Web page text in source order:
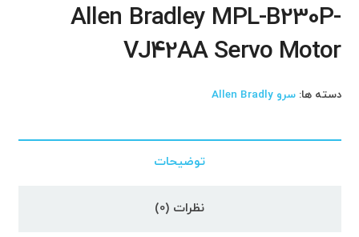
Allen Bradley MPL-B230P-
VJ42AA Servo Motor
دسته ها:سرو Allen Bradly
توضیحات
نظرات (0)